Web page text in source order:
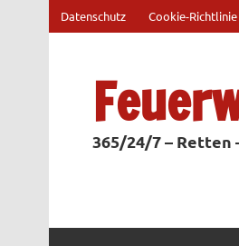
springen
Datenschutz Cookie-Richtlinie
365/24/7 – Retten